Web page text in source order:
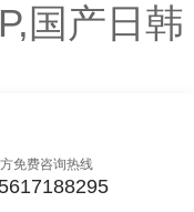
国产日韩
免费咨询热线